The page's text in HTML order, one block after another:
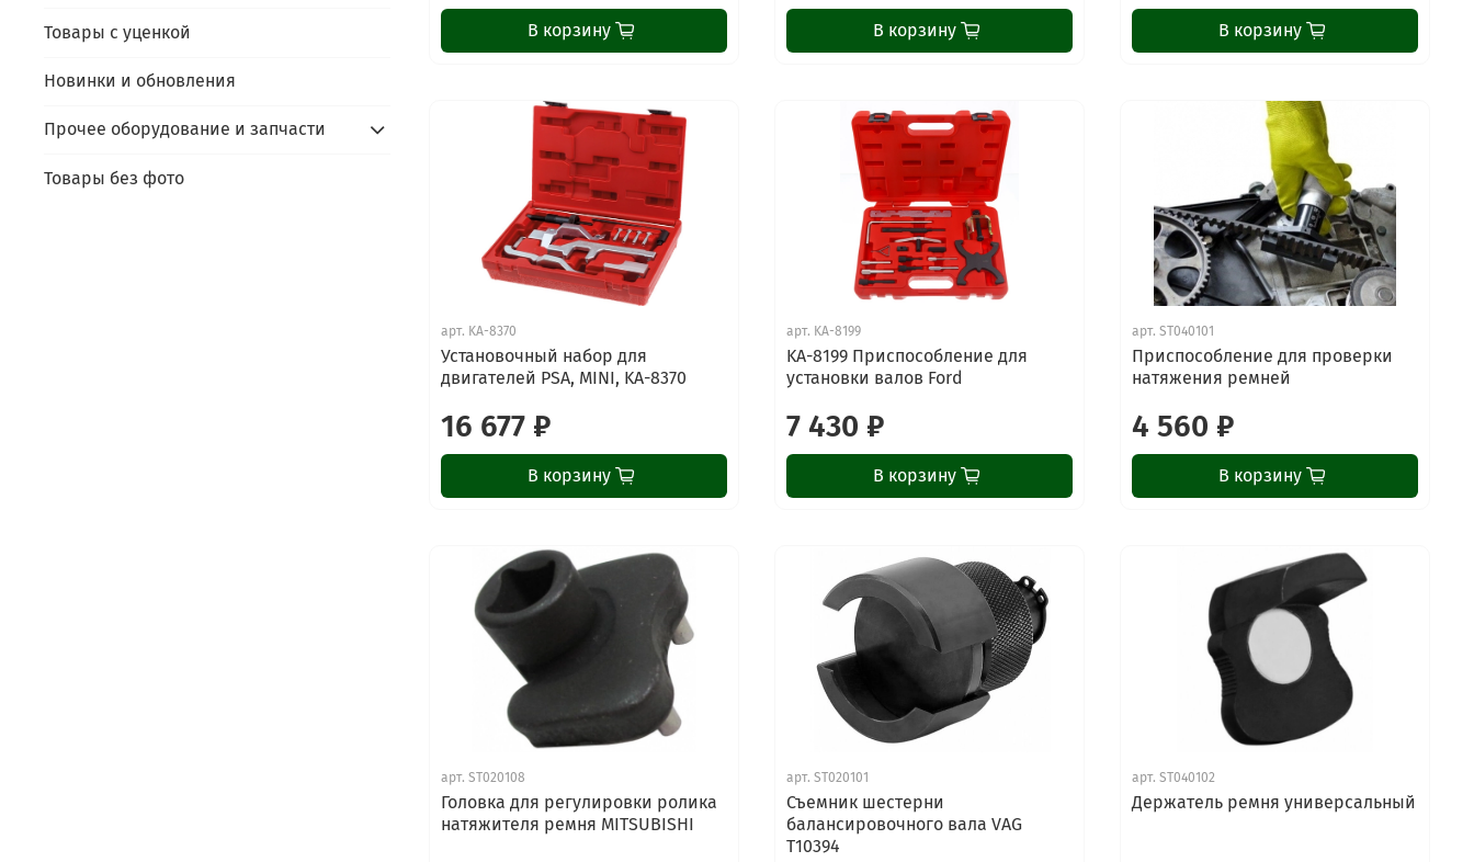
В корзину В корзину В корзину
арт. KA-8370
Установочный набор для
двигателей PSA, MINI, KA-8370
16 677 ₽
В корзину
арт. KA-8199
KA-8199 Приспособление для
установки валов Ford
7 430 ₽
В корзину
арт.ST040101
Приспособление для проверки
натяжения ремней
4 560 ₽
В корзину
арт.ST020108
Головка для регулировки ролика
натяжителя ремня MITSUBISHI
арт.ST020101
Съемник шестерни
балансировочного вала VAG
Т10394
арт.ST040102
Держатель ремня универсальный
Товары с уценкой
Новинки и обновления
Прочее оборудование и запчасти
Товары без фото